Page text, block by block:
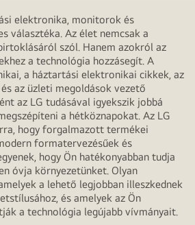
elektronika, monitorok és
választéka. Az élet nemcsak a
szól. Hanem azokról az
a technológia hozzásegít. A
a háztartási elektronikai cikkek, az
az üzleti megoldások vezető
az LG tudásával igyekszik jobbá
a hétköznapokat. Az LG
hogy forgalmazott termékei
formatervezésűek és
hogy Ön hatékonyabban tudja
óvja környezetünket. Olyan
a lehető legjobban illeszkednek
és amelyek az Ön
a technológia legújabb vívmányait.